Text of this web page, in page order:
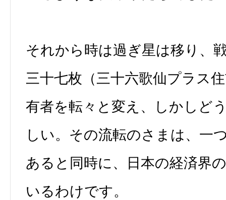
それから時は過ぎ星は移り、
三十七枚（三十六歌仙プラス
有者を転々と変え、しかしど
しい。その流転のさまは、一
あると同時に、日本の経済界
いるわけです。